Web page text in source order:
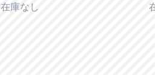
在庫なし